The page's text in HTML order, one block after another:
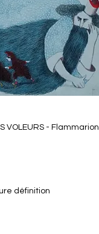
VOLEURS - Flammarion
définition